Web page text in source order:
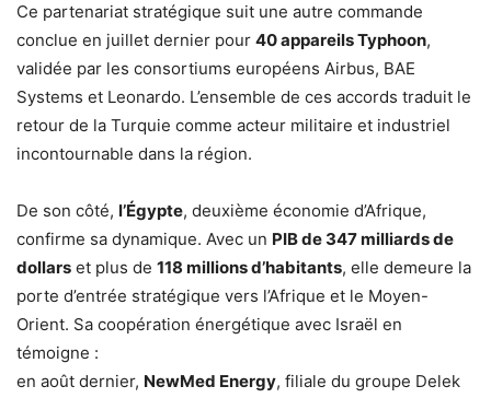
Ce partenariat stratégique suit une autre commande
conclue en juillet dernier pour 40 appareils Typhoon,
validée par les consortiums européens Airbus, BAE
Systems et Leonardo. L’ensemble de ces accords traduit le
retour de la Turquie comme acteur militaire et industriel
incontournable dans la région.
De son côté, l’Égypte, deuxième économie d’Afrique,
confirme sa dynamique. Avec un PIB de 347 milliards de
dollars et plus de 118 millions d’habitants, elle demeure la
porte d’entrée stratégique vers l’Afrique et le Moyen-
Orient. Sa coopération énergétique avec Israël en
témoigne :
en août dernier, NewMed Energy, filiale du groupe Delek